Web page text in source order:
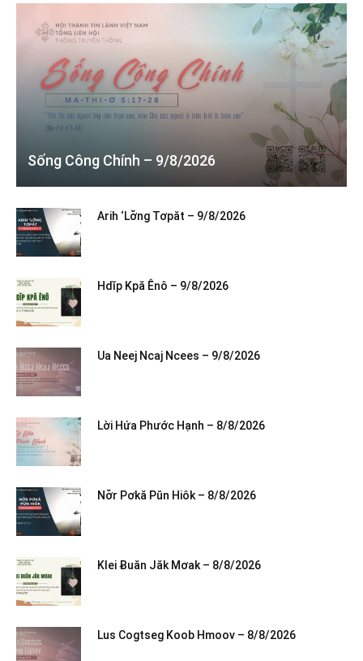
Sống Công Chính – 9/8/2026
Arih ‘Lơ̆ng Tơpăt – 9/8/2026
Hdĭp Kpă Ênô – 9/8/2026
Ua Neej Ncaj Ncees – 9/8/2026
Lời Hứa Phước Hạnh – 8/8/2026
Nơ̆r Pơkă Pŭn Hiôk – 8/8/2026
Klei Ƀuăn Jăk Mơak – 8/8/2026
Lus Cogtseg Koob Hmoov – 8/8/2026